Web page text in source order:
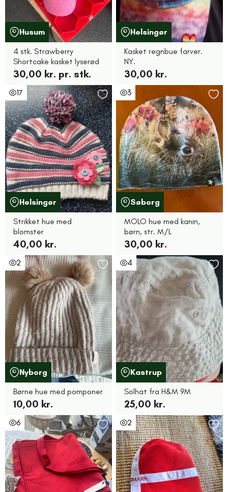
Husum
4 stk. Strawberry
Shortcake kasket lyserød
30,00 kr. pr. stk.
Helsingør
Kasket regnbue farver.
NY.
30,00 kr.
17
Helsingør
Strikket hue med
blomster
40,00 kr.
3
Søborg
MOLO hue med kanin,
børn, str. M/L
30,00 kr.
2
Nyborg
Børne hue med pomponer
10,00 kr.
4
Kastrup
Solhat fra H&M 9M
25,00 kr.
6 2